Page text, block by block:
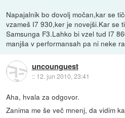
Napajalnik bo dovolj močan,kar se
vzameš I7 930,ker je novejši.Kar se
Samsunga F3.Lahko bi vzel tud I7
manjša v performansah pa ni neke
uncounguest
:: 12. jun 2010, 23:41
Aha, hvala za odgovor.
Zanima me še več mnenj, da vidim